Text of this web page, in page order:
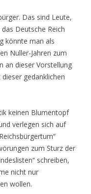
Das sind Leute,
Deutsche Reich
könnte man als
Nuller-Jahren zum
an dieser Vorstellung
gedanklichen
keinen Blumentopf
verlegen sich auf
zum Sturz der
schreiben,
nicht nur
wollen.